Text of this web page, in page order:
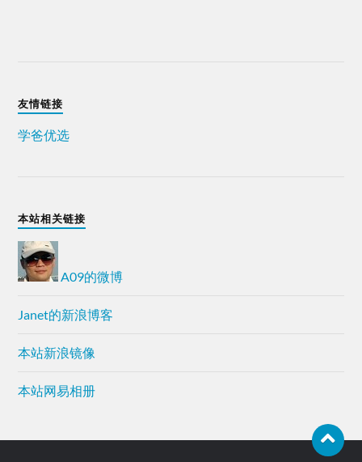
友情链接
学爸优选
本站相关链接
A09的微博
Janet的新浪博客
本站新浪镜像
本站网易相册